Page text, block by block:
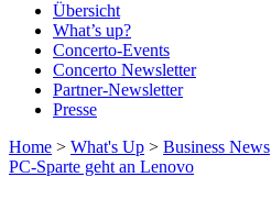
Übersicht
What’s up?
Concerto-Events
Concerto Newsletter
Partner-Newsletter
Presse
Home > What's Up > Business News
PC-Sparte geht an Lenovo